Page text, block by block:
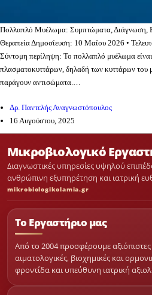
Πολλαπλό Μυέλωμα: Συμπτώματα, Διάγνωση,
Θεραπεία Δημοσίευση: 10 Μαΐου 2026 •
Σύντομη περίληψη: Το πολλαπλό μυέλωμα
πλασματοκυττάρων, δηλαδή των κυττάρων του
παράγουν αντισώματα.…
Δρ. Παντελής Αναγνωστόπουλος
16 Αυγούστου, 2025
Μικροβιολογικό
Διαγνωστικές υπηρεσίες υψηλού
ανθρώπινη εξυπηρέτηση και ιατρική
mikrobiologikolamia.gr
Το Εργαστήριο μας
Από το 2004 προσφέρουμε αξιόπιστες
αιματολογικές, βιοχημικές και
φροντίδα και υπεύθυνη ιατρική